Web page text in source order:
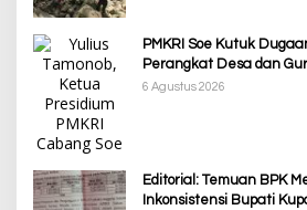
PMKRI Soe Kutuk
Perangkat Desa dan
Ketimpangan
6 Agustus 2026
Editorial: Temuan BPK
Inkonsistensi Bupati